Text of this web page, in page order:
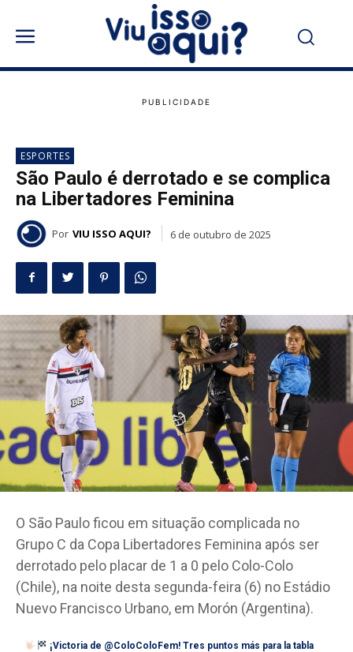
ESPORTES
São Paulo é derrotado e se complica
na Libertadores Feminina
Por VIU ISSO AQUI? 6 de outubro de 2025
O São Paulo ficou em situação complicada no
Grupo C da Copa Libertadores Feminina após ser
derrotado pelo placar de 1 a 0 pelo Colo-Colo
(Chile), na noite desta segunda-feira (6) no Estádio
Nuevo Francisco Urbano, em Morón (Argentina).
¡Victoria de @ColoColoFem! Tres puntos más para la tabla